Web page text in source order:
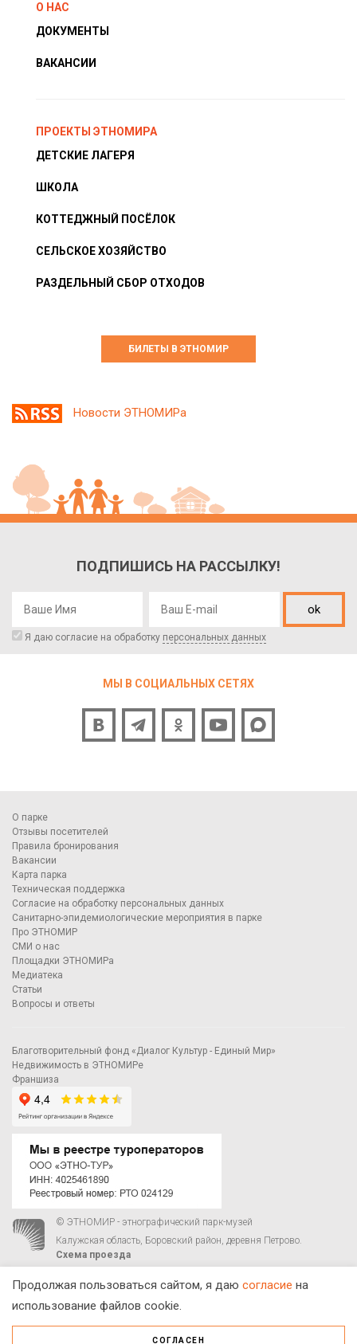
О НАС
ДОКУМЕНТЫ
ВАКАНСИИ
ПРОЕКТЫ ЭТНОМИРА
ДЕТСКИЕ ЛАГЕРЯ
ШКОЛА
КОТТЕДЖНЫЙ ПОСЁЛОК
СЕЛЬСКОЕ ХОЗЯЙСТВО
РАЗДЕЛЬНЫЙ СБОР ОТХОДОВ
БИЛЕТЫ В ЭТНОМИР
Новости ЭТНОМИРа
ПОДПИШИСЬ НА РАССЫЛКУ!
ok
Я даю согласие на обработку персональных данных
МЫ В СОЦИАЛЬНЫХ СЕТЯХ
О парке
Отзывы посетителей
Правила бронирования
Вакансии
Карта парка
Техническая поддержка
Согласие на обработку персональных данных
Санитарно-эпидемиологические мероприятия в парке
Про ЭТНОМИР
СМИ о нас
Площадки ЭТНОМИРа
Медиатека
Статьи
Вопросы и ответы
Благотворительный фонд «Диалог Культур - Единый Мир»
Недвижимость в ЭТНОМИРе
Франшиза
© ЭТНОМИР - этнографический парк-музей
Калужская область, Боровский район, деревня Петрово.
Схема проезда
Продолжая пользоваться сайтом, я даю согласие на
использование файлов cookie.
СОГЛАСЕН